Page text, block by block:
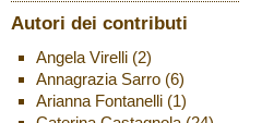
Autori dei contributi
Angela Virelli(2)
Annagrazia Sarro(6)
Arianna Fontanelli(1)